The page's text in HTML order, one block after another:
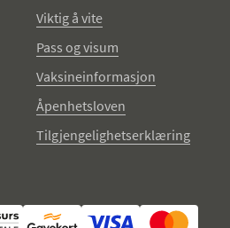
Viktig å vite
Pass og visum
Vaksineinformasjon
Åpenhetsloven
Tilgjengelighetserklæring